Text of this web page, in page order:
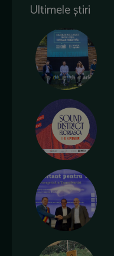
Ultimele știri